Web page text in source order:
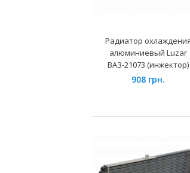
Радиатор охлаждения
алюминиевый Luzar
ВАЗ-21073 (инжектор)
908 грн.